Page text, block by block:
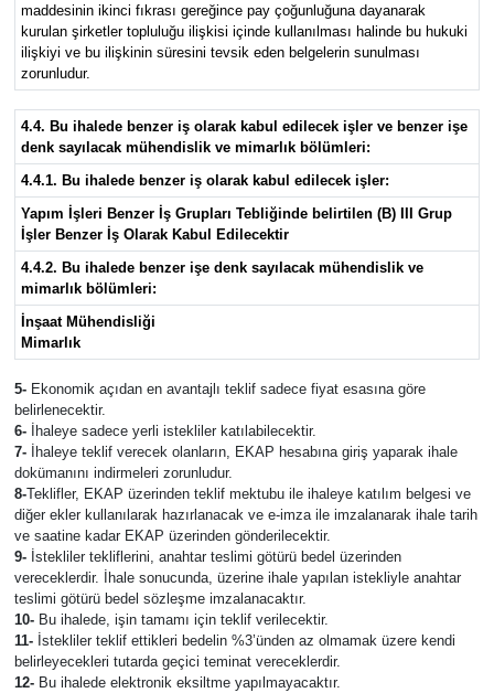
maddesinin ikinci fıkrası gereğince pay çoğunluğuna dayanarak
kurulan şirketler topluluğu ilişkisi içinde kullanılması halinde bu hukuki
ilişkiyi ve bu ilişkinin süresini tevsik eden belgelerin sunulması
zorunludur.
4.4. Bu ihalede benzer iş olarak kabul edilecek işler ve benzer işe
denk sayılacak mühendislik ve mimarlık bölümleri:
4.4.1. Bu ihalede benzer iş olarak kabul edilecek işler:
Yapım İşleri Benzer İş Grupları Tebliğinde belirtilen (B) III Grup
İşler Benzer İş Olarak Kabul Edilecektir
4.4.2. Bu ihalede benzer işe denk sayılacak mühendislik ve
mimarlık bölümleri:
İnşaat Mühendisliği
Mimarlık
5-Ekonomik açıdan en avantajlı teklif sadece fiyat esasına göre
belirlenecektir.
6-İhaleye sadece yerli istekliler katılabilecektir.
7-İhaleye teklif verecek olanların, EKAP hesabına giriş yaparak ihale
dokümanını indirmeleri zorunludur.
8-Teklifler, EKAP üzerinden teklif mektubu ile ihaleye katılım belgesi ve
diğer ekler kullanılarak hazırlanacak ve e-imza ile imzalanarak ihale tarih
ve saatine kadar EKAP üzerinden gönderilecektir.
9-İstekliler tekliflerini, anahtar teslimi götürü bedel üzerinden
vereceklerdir. İhale sonucunda, üzerine ihale yapılan istekliyle anahtar
teslimi götürü bedel sözleşme imzalanacaktır.
10-Bu ihalede, işin tamamı için teklif verilecektir.
11-İstekliler teklif ettikleri bedelin %3’ünden az olmamak üzere kendi
belirleyecekleri tutarda geçici teminat vereceklerdir.
12-Bu ihalede elektronik eksiltme yapılmayacaktır.